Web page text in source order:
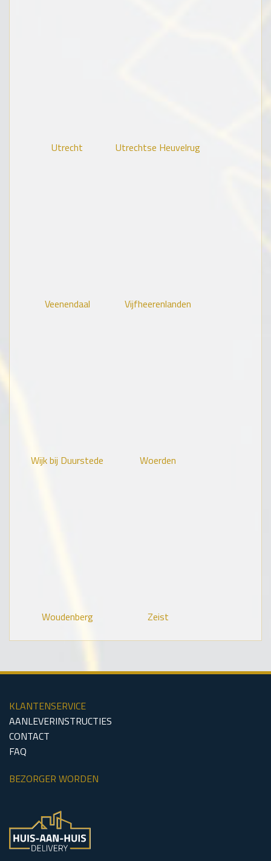
Utrecht Utrechtse Heuvelrug
Veenendaal Vijfheerenlanden
Wijk bij Duurstede Woerden
Woudenberg Zeist
KLANTENSERVICE
AANLEVERINSTRUCTIES
CONTACT
FAQ
BEZORGER WORDEN